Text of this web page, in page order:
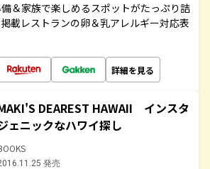
＆家族で楽しめるスポットがたっぷり詰
載レストランの卵＆乳アレルギー対応表
詳細を見る
DEAREST HAWAII インスタ
ェニックなハワイ探し
発売